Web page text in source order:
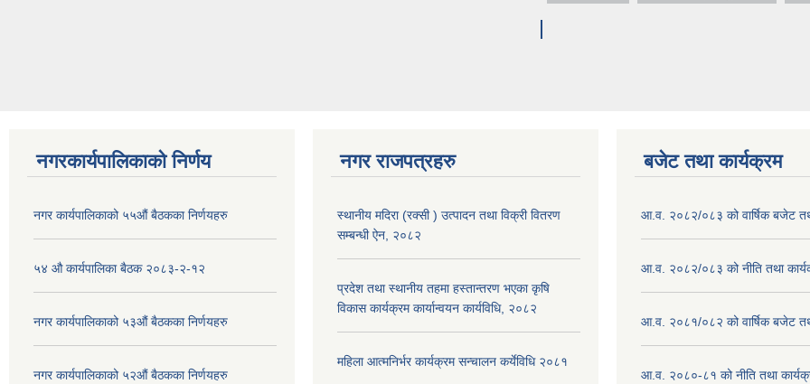
नगरकार्यपालिकाको निर्णय
नगर कार्यपालिकाको ५५औं बैठकका निर्णयहरु
५४ औ कार्यपालिका बैठक २०८३-२-१२
नगर कार्यपालिकाको ५३औं बैठकका निर्णयहरु
नगर कार्यपालिकाको ५२औं बैठकका निर्णयहरु
नगर राजपत्रहरु
स्थानीय मदिरा (रक्सी ) उत्पादन तथा विक्री वितरण
सम्बन्धी ऐन, २०८२
प्रदेश तथा स्थानीय तहमा हस्तान्तरण भएका कृषि
विकास कार्यक्रम कार्यान्वयन कार्यविधि, २०८२
महिला आत्मनिर्भर कार्यक्रम सन्चालन कर्येविधि २०८१
बजेट तथा कार्यक्रम
आ.व. २०८२/०८३ को वार्षिक बजेट
आ.व. २०८२/०८३ को नीति तथा
आ.व. २०८१/०८२ को वार्षिक बजेट
आ.व. २०८०-८१ को नीति तथा